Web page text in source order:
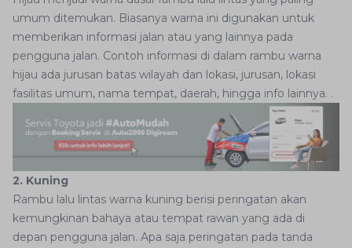
umum ditemukan. Biasanya warna ini digunakan untuk
memberikan informasi jalan atau yang lainnya pada
pengguna jalan. Contoh informasi di dalam rambu warna
hijau ada jurusan batas wilayah dan lokasi, jurusan, lokasi
fasilitas umum, nama tempat, daerah, hingga info lainnya. .
2. Kuning
Rambu lalu lintas warna kuning berisi peringatan akan
kemungkinan bahaya atau tempat rawan yang ada di
depan pengguna jalan. Apa saja peringatan pada tanda